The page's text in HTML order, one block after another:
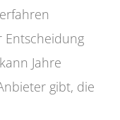
Entscheidung
Jahre
gibt, die